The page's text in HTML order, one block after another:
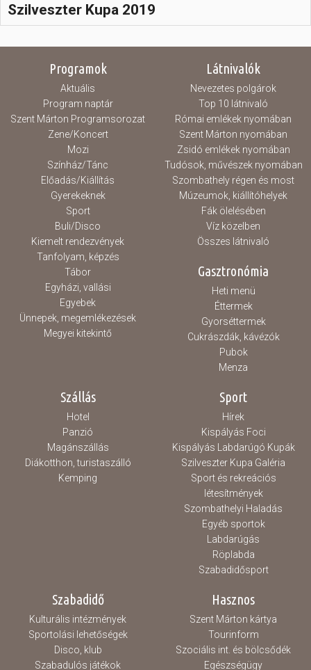
Szilveszter Kupa 2019
Programok
Aktuális
Program naptár
Szent Márton Programsorozat
Zene/Koncert
Mozi
Színház/Tánc
Előadás/Kiállítás
Gyerekeknek
Sport
Buli/Disco
Kiemelt rendezvények
Tanfolyam, képzés
Tábor
Egyházi, vallási
Egyebek
Ünnepek, megemlékezések
Megyei kitekintő
Látnivalók
Nevezetes polgárok
Top 10 látnivaló
Római emlékek nyomában
Szent Márton nyomában
Zsidó emlékek nyomában
Tudósok, művészek nyomában
Szombathely régen és most
Múzeumok, kiállítóhelyek
Fák ölelésében
Víz közelben
Összes látnivaló
Gasztronómia
Heti menü
Éttermek
Gyorséttermek
Cukrászdák, kávézók
Pubok
Menza
Szállás
Hotel
Panzió
Magánszállás
Diákotthon, turistaszálló
Kemping
Sport
Hírek
Kispályás Foci
Kispályás Labdarúgó Kupák
Szilveszter Kupa Galéria
Sport és rekreációs
létesítmények
Szombathelyi Haladás
Egyéb sportok
Labdarúgás
Röplabda
Szabadidősport
Szabadidő
Kulturális intézmények
Sportolási lehetőségek
Disco, klub
Szabadulós játékok
Hasznos
Szent Márton kártya
Tourinform
Szociális int. és bölcsődék
Egészségügy